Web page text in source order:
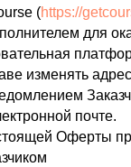
(https://
для
изменять
почте.
Оферты